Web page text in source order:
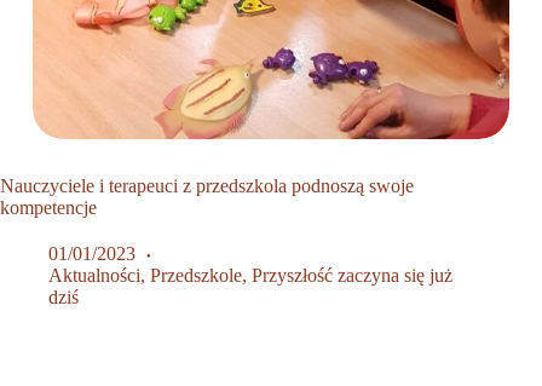
Nauczyciele i terapeuci z przedszkola podnoszą swoje
kompetencje
01/01/2023
Aktualności, Przedszkole, Przyszłość zaczyna się już
dziś